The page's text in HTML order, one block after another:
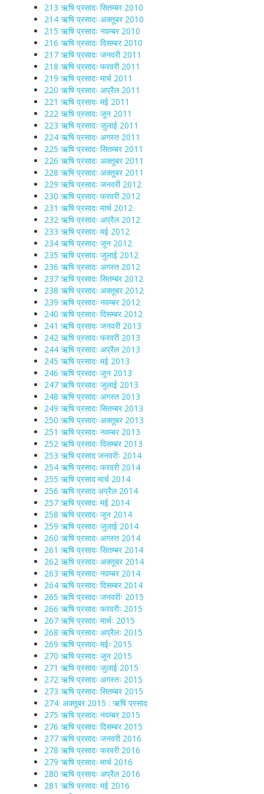
213 ऋषि प्रसादः सितम्बर 2010
214 ऋषि प्रसादः अक्तूबर 2010
215 ऋषि प्रसादः नवम्बर 2010
216 ऋषि प्रसादः दिसम्बर 2010
217 ऋषि प्रसादः जनवरी 2011
218 ऋषि प्रसादः फरवरी 2011
219 ऋषि प्रसादः मार्च 2011
220 ऋषि प्रसादः अप्रैल 2011
221 ऋषि प्रसादः मई 2011
222 ऋषि प्रसादः जून 2011
223 ऋषि प्रसादः जुलाई 2011
224 ऋषि प्रसादः अगस्त 2011
225 ऋषि प्रसादः सितम्बर 2011
226 ऋषि प्रसादः अक्तूबर 2011
228 ऋषि प्रसादः अक्तूबर 2011
229 ऋषि प्रसादः जनवरी 2012
230 ऋषि प्रसादः फरवरी 2012
231 ऋषि प्रसादः मार्च 2012
232 ऋषि प्रसादः अप्रैल 2012
233 ऋषि प्रसादः मई 2012
234 ऋषि प्रसादः जून 2012
235 ऋषि प्रसादः जुलाई 2012
236 ऋषि प्रसादः अगस्त 2012
237 ऋषि प्रसादः सितम्बर 2012
238 ऋषि प्रसादः अक्तूबर 2012
239 ऋषि प्रसादः नवम्बर 2012
240 ऋषि प्रसादः दिसम्बर 2012
241 ऋषि प्रसादः जनवरी 2013
242 ऋषि प्रसादः फरवरी 2013
244 ऋषि प्रसादः अप्रैल 2013
245 ऋषि प्रसादः मई 2013
246 ऋषि प्रसादः जून 2013
247 ऋषि प्रसादः जुलाई 2013
248 ऋषि प्रसादः अगस्त 2013
249 ऋषि प्रसादः सितम्बर 2013
250 ऋषि प्रसादः अक्तूबर 2013
251 ऋषि प्रसादः नवम्बर 2013
252 ऋषि प्रसादः दिसम्बर 2013
253 ऋषि प्रसाद जनवरीः 2014
254 ऋषि प्रसादः फरवरी 2014
255 ऋषि प्रसाद मार्च 2014
256 ऋषि प्रसाद अप्रैल 2014
257 ऋषि प्रसादः मई 2014
258 ऋषि प्रसादः जून 2014
259 ऋषि प्रसादः जुलाई 2014
260 ऋषि प्रसादः अगस्त 2014
261 ऋषि प्रसादः सितम्बर 2014
262 ऋषि प्रसादः अक्तूबर 2014
263 ऋषि प्रसादः नवम्बर 2014
264 ऋषि प्रसादः दिसम्बर 2014
265 ऋषि प्रसादः जनवरीः 2015
266 ऋषि प्रसादः फरवरीः 2015
267 ऋषि प्रसादः मार्चः 2015
268 ऋषि प्रसादः अप्रैलः 2015
269 ऋषि प्रसादः मईः 2015
270 ऋषि प्रसादः जून 2015
271 ऋषि प्रसादः जुलाई 2015
272 ऋषि प्रसादः अगस्तः 2015
273 ऋषि प्रसादः सितम्बर 2015
274: अक्तूबर 2015 : ऋषि प्रसाद
275 ऋषि प्रसादः नवम्बर 2015
276 ऋषि प्रसादः दिसम्बर 2015
277 ऋषि प्रसादः जनवरी 2016
278 ऋषि प्रसादः फरवरी 2016
279 ऋषि प्रसादः मार्च 2016
280 ऋषि प्रसादः अप्रैल 2016
281 ऋषि प्रसादः मई 2016